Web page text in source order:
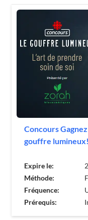
Concours
gouffre lumineux!
Expire le:
Méthode:
Fréquence:
Prérequis: